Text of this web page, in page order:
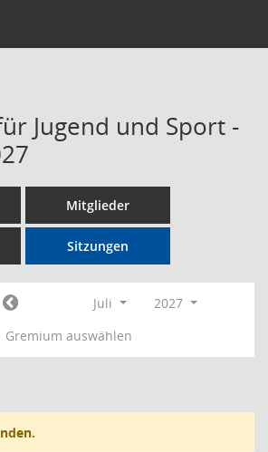
Jugend und Sport -
Mitglieder
Sitzungen
Juli
2027
Gremium auswählen